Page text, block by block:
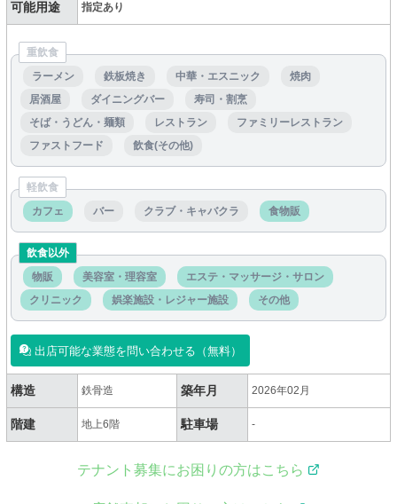
可能用途 指定あり
重飲食
ラーメン
鉄板焼き 中華・エスニック
焼肉
居酒屋
ダイニングバー
寿司・割烹
そば・うどん・麺類
レストラン
ファミリーレストラン
ファストフード
飲食(その他)
軽飲食
カフェ
バー クラブ・キャバクラ 食物販
飲食以外
物販
美容室・理容室
エステ・マッサージ・サロン
クリニック
娯楽施設・レジャー施設 その他
出店可能な業態を問い合わせる（無料）
構造 鉄骨造 築年月 2026年02月
階建 地上6階 駐車場 -
テナント募集にお困りの方はこちら